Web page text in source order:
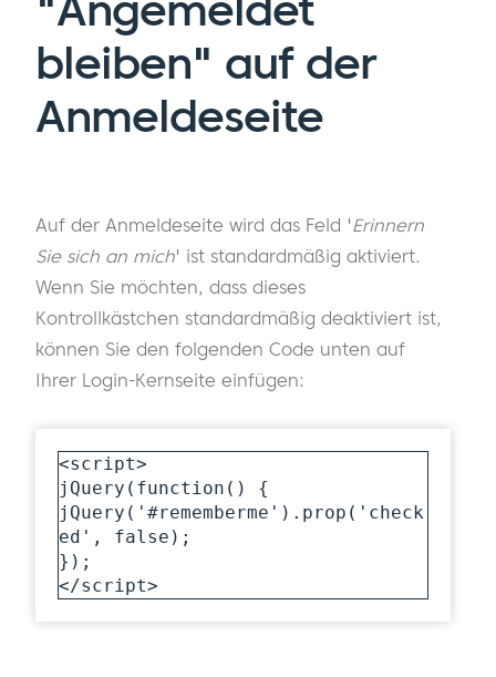
bleiben" auf der
Anmeldeseite
Auf der Anmeldeseite wird das Feld 'Erinnern
Sie sich an mich' ist standardmäßig aktiviert.
Wenn Sie möchten, dass dieses
Kontrollkästchen standardmäßig deaktiviert ist,
können Sie den folgenden Code unten auf
Ihrer Login-Kernseite einfügen:
<script>
jQuery(function() {
jQuery('#rememberme').prop('check
ed', false);
});
</script>